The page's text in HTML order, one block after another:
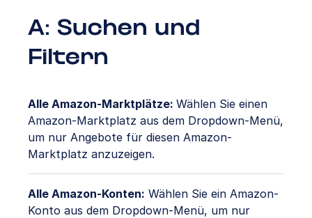
A: Suchen und
Filtern
Alle Amazon-Marktplätze: Wählen Sie einen
Amazon-Marktplatz aus dem Dropdown-Menü,
um nur Angebote für diesen Amazon-
Marktplatz anzuzeigen.
Alle Amazon-Konten: Wählen Sie ein Amazon-
Konto aus dem Dropdown-Menü, um nur